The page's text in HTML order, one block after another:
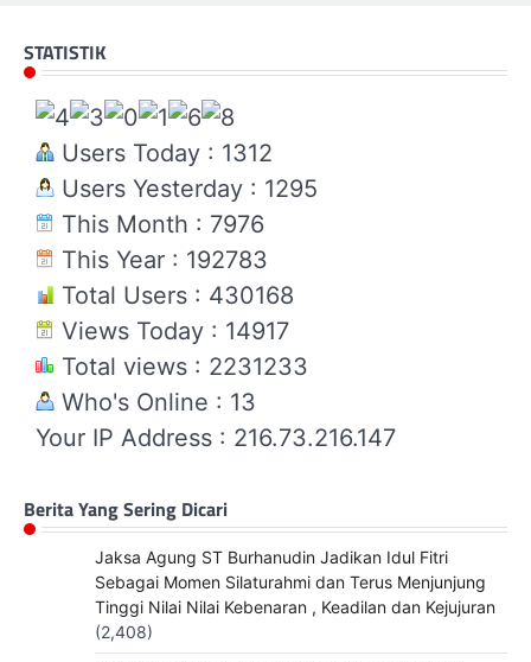
STATISTIK
Users Today : 1312
Users Yesterday : 1295
This Month : 7976
This Year : 192783
Total Users : 430168
Views Today : 14917
Total views : 2231233
Who's Online : 13
Your IP Address : 216.73.216.147
Berita Yang Sering Dicari
Jaksa Agung ST Burhanudin Jadikan Idul Fitri
Sebagai Momen Silaturahmi dan Terus Menjunjung
Tinggi Nilai Nilai Kebenaran , Keadilan dan Kejujuran
(2,408)